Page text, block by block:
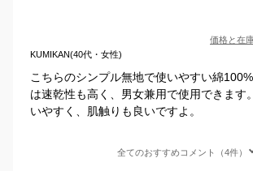
価格と在
KUMIKAN(40代・女性)
こちらのシンプル無地で使いやすい綿
は速乾性も高く、男女兼用で使用できます
いやすく、肌触りも良いですよ。
全てのおすすめコメント（4件）